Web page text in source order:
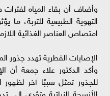
وأضاف أن بقاء المياه
التهوية الطبيعية للتربة،
امتصاص العناصر الغذائية
الإصابات الفطرية تهدد جذور
وأكد الدكتور علاء جمعة أن
للجذور تمثل سببًا آخر
الأنسجة النباتية وتؤدي إلى